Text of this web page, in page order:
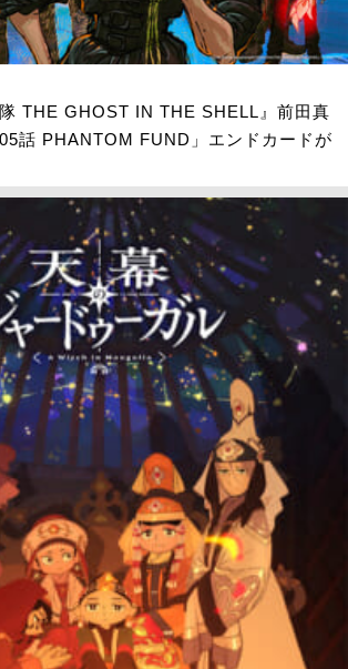
THE GHOST IN THE SHELL』前田真
話 PHANTOM FUND」エンドカードが